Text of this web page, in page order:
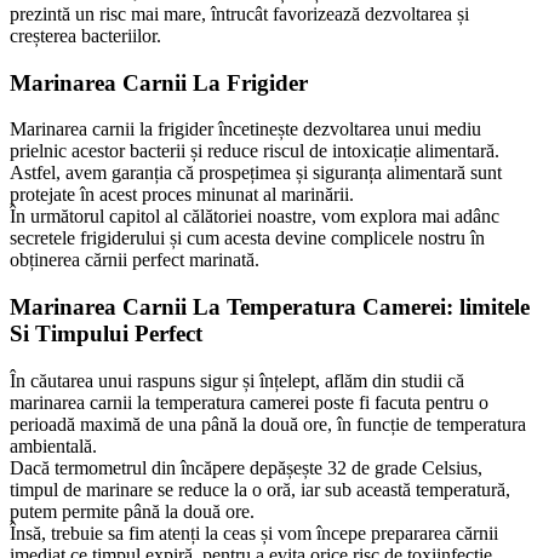
prezintă un risc mai mare, întrucât favorizează dezvoltarea și
creșterea bacteriilor.
Marinarea Carnii La Frigider
Marinarea carnii la frigider încetinește dezvoltarea unui mediu
prielnic acestor bacterii și reduce riscul de intoxicație alimentară.
Astfel, avem garanția că prospețimea și siguranța alimentară sunt
protejate în acest proces minunat al marinării.
În următorul capitol al călătoriei noastre, vom explora mai adânc
secretele frigiderului și cum acesta devine complicele nostru în
obținerea cărnii perfect marinată.
Marinarea Carnii La Temperatura Camerei: limitele
Si Timpului Perfect
În căutarea unui raspuns sigur și înțelept, aflăm din studii că
marinarea carnii la temperatura camerei poste fi facuta pentru o
perioadă maximă de una până la două ore, în funcție de temperatura
ambientală.
Dacă termometrul din încăpere depășește 32 de grade Celsius,
timpul de marinare se reduce la o oră, iar sub această temperatură,
putem permite până la două ore.
Însă, trebuie sa fim atenți la ceas și vom începe prepararea cărnii